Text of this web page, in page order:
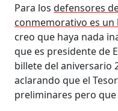
Para losdefensores
conmemorativo es un
creo que haya nada
que es presidente de
billete del aniversario
aclarando que el
preliminares pero